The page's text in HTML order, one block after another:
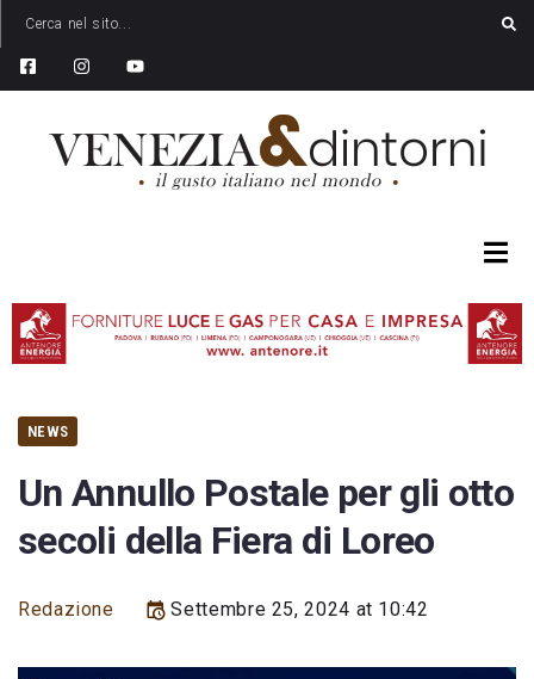
NEWS
Un Annullo Postale per gli otto
secoli della Fiera di Loreo
Redazione Settembre 25, 2024 at 10:42